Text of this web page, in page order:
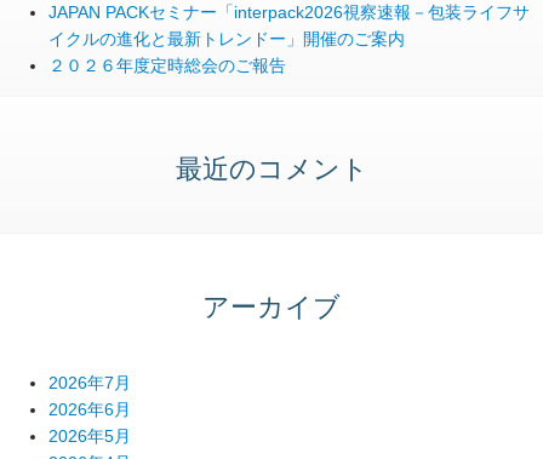
JAPAN PACKセミナー「interpack2026視察速報－包装ライフサ
イクルの進化と最新トレンドー」開催のご案内
２０２６年度定時総会のご報告
最近のコメント
アーカイブ
2026年7月
2026年6月
2026年5月